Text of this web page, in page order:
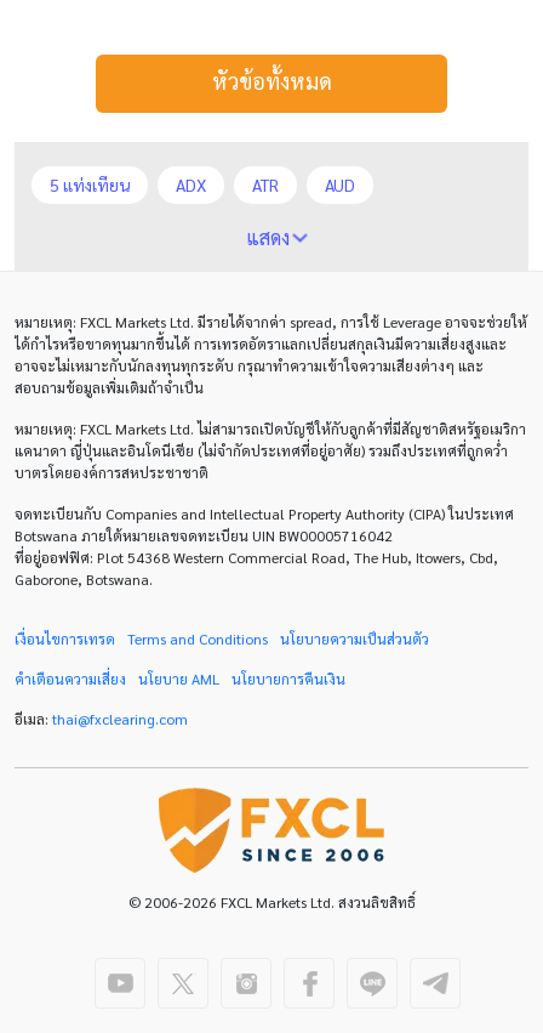
หัวข้อทั้งหมด
5 แท่งเทียน ADX ATR AUD
Average True Range
CAD CHF COVID-19 CPI Charles Dow
Cherry Blossom Chinese Yuan
Correlation Matrix D1 DXY DailyFX
Default mode network
ECB ECN EMA EUR EUR/AUD
EUR/USD
EURUSD Expert Advisor Expert Advisors
FOMC FXCL FXStreet Fed
Forex Factory
Interbank Introducing Broker
MAM MT4 Margin Call
แสดง
หมายเหตุ: FXCL Markets Ltd. มีรายได้จากค่า spread, การใช้ Leverageอาจจะช่วยให้
ได้กำไรหรือขาดทุนมากขึ้นได้ การเทรดอัตราแลกเปลี่ยนสกุลเงินมีความเสี่ยงสูงและ
อาจจะไม่เหมาะกับนักลงทุนทุกระดับ กรุณาทำความเข้าใจความเสียงต่างๆ และ
สอบถามข้อมูลเพิ่มเติมถ้าจำเป็น
หมายเหตุ: FXCL Markets Ltd.ไม่สามารถเปิดบัญชีให้กับลูกค้าที่มีสัญชาติสหรัฐอเมริกา
แคนาดา ญี่ปุ่นและอินโดนีเซีย (ไม่จำกัดประเทศที่อยู่อาศัย) รวมถึงประเทศที่ถูกคว่ำ
บาตรโดยองค์การสหประชาชาติ
จดทะเบียนกับ Companies and Intellectual Property Authority (CIPA) ในประเทศ
Botswana ภายใต้หมายเลขจดทะเบียน UIN BW00005716042
ที่อยู่ออฟฟิศ: Plot 54368 Western Commercial Road, The Hub, Itowers, Cbd,
Gaborone, Botswana.
เงื่อนไขการเทรด Terms and Conditions นโยบายความเป็นส่วนตัว
คำเตือนความเสี่ยง นโยบาย AML นโยบายการคืนเงิน
อีเมล:thai@fxclearing.com
© 2006-2026 FXCL Markets Ltd. สงวนลิขสิทธิ์